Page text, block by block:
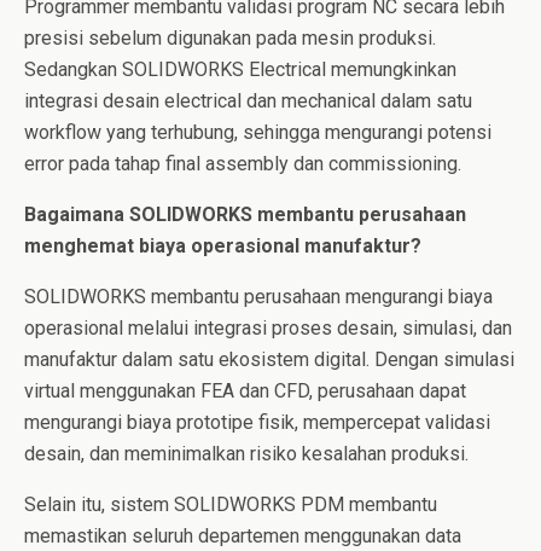
Programmer membantu validasi program NC secara lebih
presisi sebelum digunakan pada mesin produksi.
Sedangkan SOLIDWORKS Electrical memungkinkan
integrasi desain electrical dan mechanical dalam satu
workflow yang terhubung, sehingga mengurangi potensi
error pada tahap final assembly dan commissioning.
Bagaimana SOLIDWORKS membantu perusahaan
menghemat biaya operasional manufaktur?
SOLIDWORKS membantu perusahaan mengurangi biaya
operasional melalui integrasi proses desain, simulasi, dan
manufaktur dalam satu ekosistem digital. Dengan simulasi
virtual menggunakan FEA dan CFD, perusahaan dapat
mengurangi biaya prototipe fisik, mempercepat validasi
desain, dan meminimalkan risiko kesalahan produksi.
Selain itu, sistem SOLIDWORKS PDM membantu
memastikan seluruh departemen menggunakan data